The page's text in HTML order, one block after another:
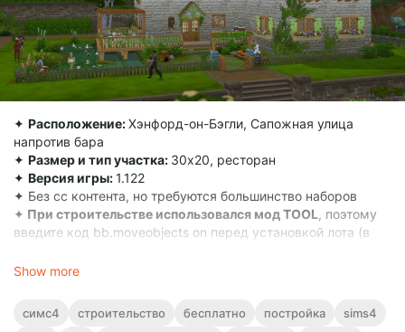
✦ Расположение:Хэнфорд-он-Бэгли, Сапожная улица
напротив бара
✦ Размер и тип участка: 30х20, ресторан
✦ Версия игры:1.122
✦ Без сс контента, но требуются большинство наборов
✦ При строительстве использовался мод TOOL, поэтому
введите код bb.moveobjects on перед установкой лота (в
участок не отобразился в игре)
Show more
симс4 строительство бесплатно постройка
sims4